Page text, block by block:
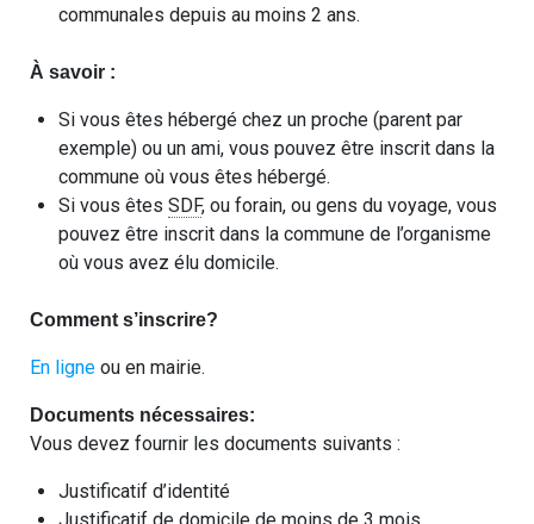
communales depuis au moins 2 ans.
À savoir :
Si vous êtes hébergé chez un proche (parent par
exemple) ou un ami, vous pouvez être inscrit dans la
commune où vous êtes hébergé.
Si vous êtes SDF, ou forain, ou gens du voyage, vous
pouvez être inscrit dans la commune de l’organisme
où vous avez élu domicile.
Comment s’inscrire?
En ligne ou en mairie.
Documents nécessaires:
Vous devez fournir les documents suivants :
Justificatif d’identité